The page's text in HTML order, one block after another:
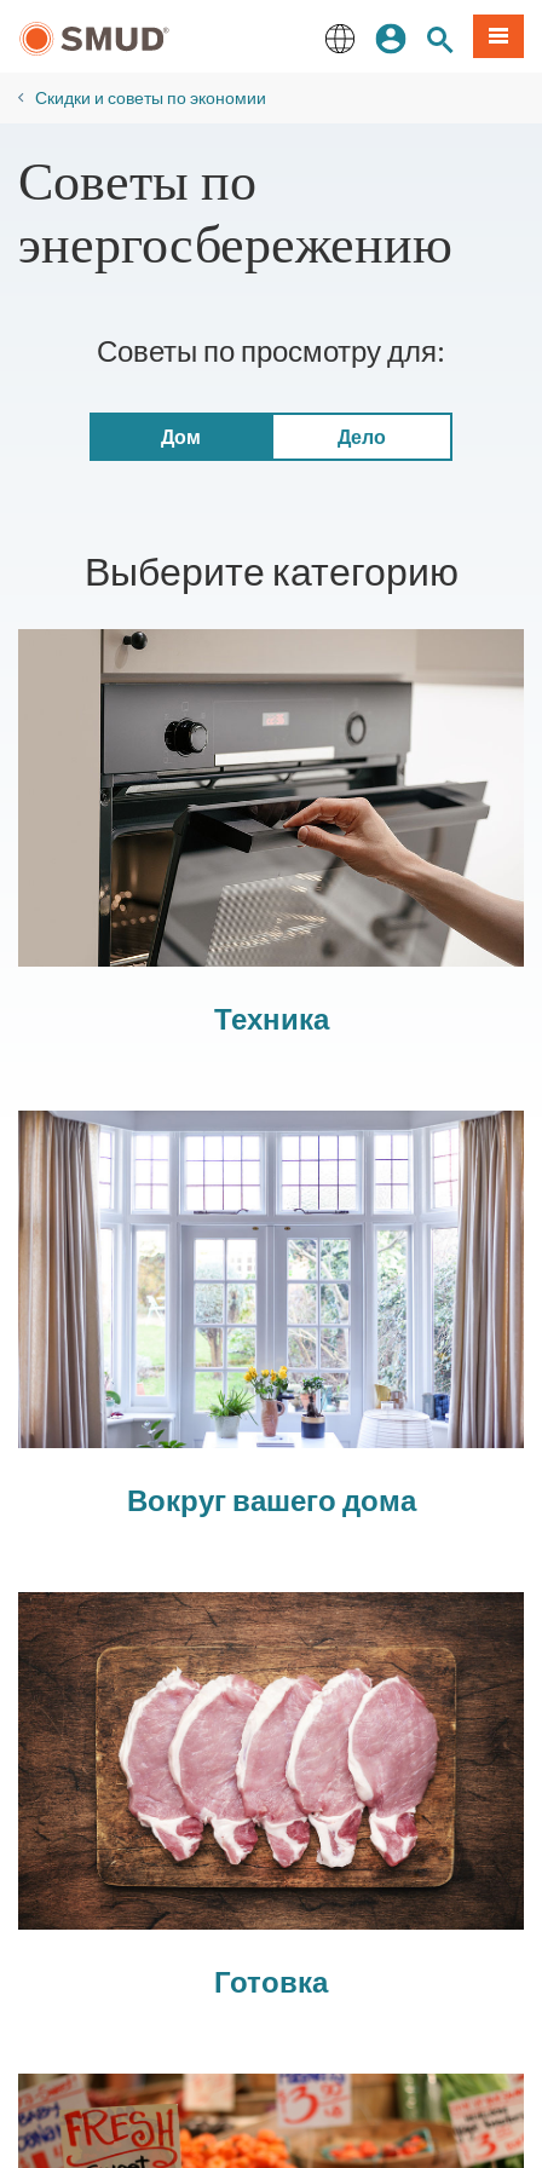
содержанию
входПоиск по
Меню
​​Скидки и советы по экономии
Советы по
энергосбережению
Советы по просмотру для:
Дом Дело
Выберите категорию
Техника
Вокруг вашего дома
Готовка